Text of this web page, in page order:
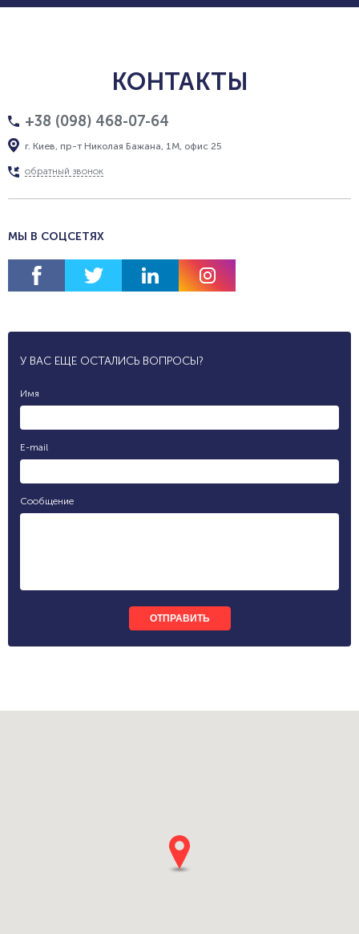
КОНТАКТЫ
+38 (098) 468-07-64
г. Киев, пр-т Николая Бажана, 1М, офис 25
обратный звонок
МЫ В СОЦСЕТЯХ
У ВАС ЕЩЕ ОСТАЛИСЬ ВОПРОСЫ?
Имя
E-mail
Сообщение
ОТПРАВИТЬ